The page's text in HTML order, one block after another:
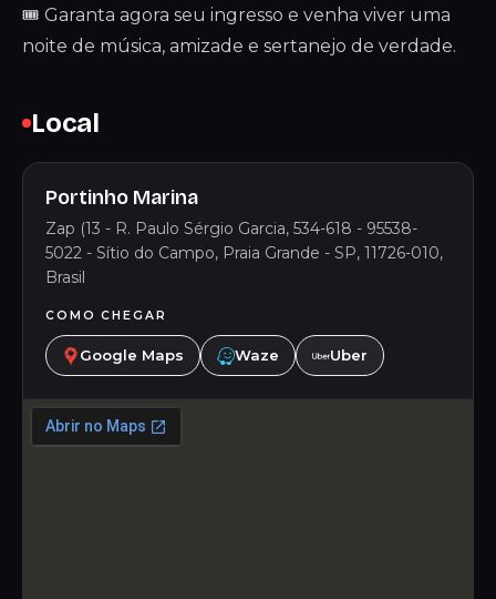
🎟️ Garanta agora seu ingresso e venha viver uma
noite de música, amizade e sertanejo de verdade.
Local
Portinho Marina
Zap (13 - R. Paulo Sérgio Garcia, 534-618 - 95538-
5022 - Sítio do Campo, Praia Grande - SP, 11726-010,
Brasil
COMO CHEGAR
Google Maps Waze Uber